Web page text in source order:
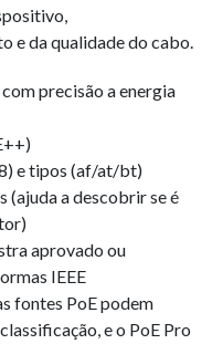
e da qualidade do cabo.
precisão a energia
e tipos (af/at/bt)
(ajuda a descobrir se é
aprovado ou
IEEE
fontes PoE podem
e o PoE Pro